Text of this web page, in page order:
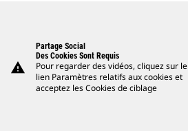
warning
Partage Social
Des Cookies Sont Requis
Pour regarder des vidéos, cliquez sur le
lien Paramètres relatifs aux cookies et
acceptez les Cookies de ciblage